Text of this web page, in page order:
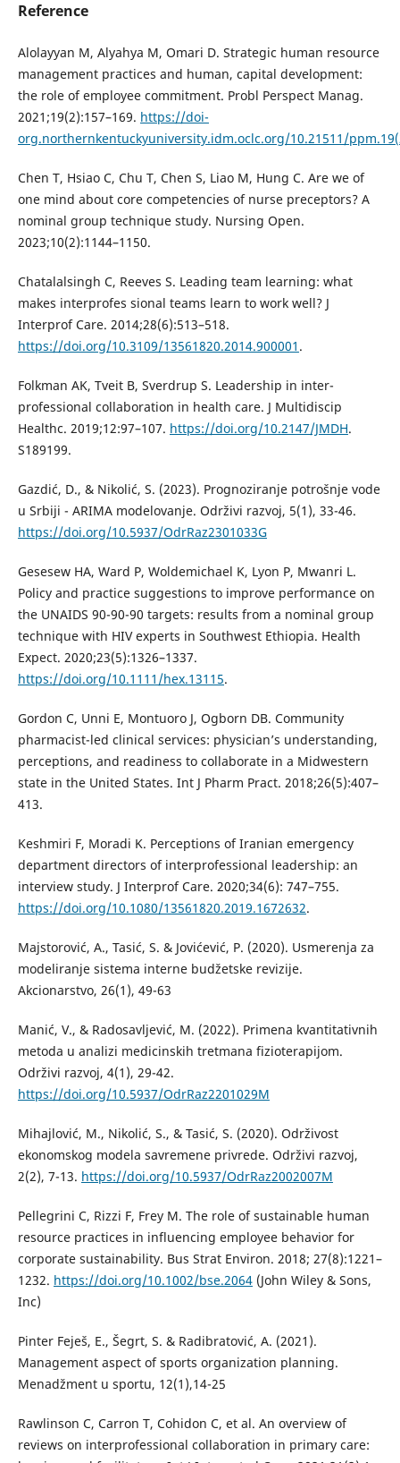
Reference
Alolayyan M, Alyahya M, Omari D. Strategic human resource
management practices and human, capital development:
the role of employee commitment. Probl Perspect Manag.
2021;19(2):157–169. https://doi-
org.northernkentuckyuniversity.idm.oclc.org/10.21511/
Chen T, Hsiao C, Chu T, Chen S, Liao M, Hung C. Are we of
one mind about core competencies of nurse preceptors? A
nominal group technique study. Nursing Open.
2023;10(2):1144–1150.
Chatalalsingh C, Reeves S. Leading team learning: what
makes interprofes sional teams learn to work well? J
Interprof Care. 2014;28(6):513–518.
https://doi.org/10.3109/13561820.2014.900001 .
Folkman AK, Tveit B, Sverdrup S. Leadership in inter-
professional collaboration in health care. J Multidiscip
Healthc. 2019;12:97–107. https://doi.org/10.2147/JMDH.
S189199.
Gazdić, D., & Nikolić, S. (2023). Prognoziranje potrošnje vode
u Srbiji - ARIMA modelovanje. Održivi razvoj, 5(1), 33-46.
https://doi.org/10.5937/OdrRaz2301033G
Gesesew HA, Ward P, Woldemichael K, Lyon P, Mwanri L.
Policy and practice suggestions to improve performance on
the UNAIDS 90-90-90 targets: results from a nominal group
technique with HIV experts in Southwest Ethiopia. Health
Expect. 2020;23(5):1326–1337.
https://doi.org/10.1111/hex.13115.
Gordon C, Unni E, Montuoro J, Ogborn DB. Community
pharmacist-led clinical services: physician’s understanding,
perceptions, and readiness to collaborate in a Midwestern
state in the United States. Int J Pharm Pract. 2018;26(5):407–
413.
Keshmiri F, Moradi K. Perceptions of Iranian emergency
department directors of interprofessional leadership: an
interview study. J Interprof Care. 2020;34(6): 747–755.
https://doi.org/10.1080/13561820.2019.1672632.
Majstorović, A., Tasić, S. & Jovićević, P. (2020). Usmerenja za
modeliranje sistema interne budžetske revizije.
Akcionarstvo, 26(1), 49-63
Manić, V., & Radosavljević, M. (2022). Primena kvantitativnih
metoda u analizi medicinskih tretmana fizioterapijom.
Održivi razvoj, 4(1), 29-42.
https://doi.org/10.5937/OdrRaz2201029M
Mihajlović, M., Nikolić, S., & Tasić, S. (2020). Održivost
ekonomskog modela savremene privrede. Održivi razvoj,
2(2), 7-13. https://doi.org/10.5937/OdrRaz2002007M
Pellegrini C, Rizzi F, Frey M. The role of sustainable human
resource practices in influencing employee behavior for
corporate sustainability. Bus Strat Environ. 2018; 27(8):1221–
1232. https://doi.org/10.1002/bse.2064(John Wiley & Sons,
Inc)
Pinter Feješ, E., Šegrt, S. & Radibratović, A. (2021).
Management aspect of sports organization planning.
Menadžment u sportu, 12(1),14-25
Rawlinson C, Carron T, Cohidon C, et al. An overview of
reviews on interprofessional collaboration in primary care: